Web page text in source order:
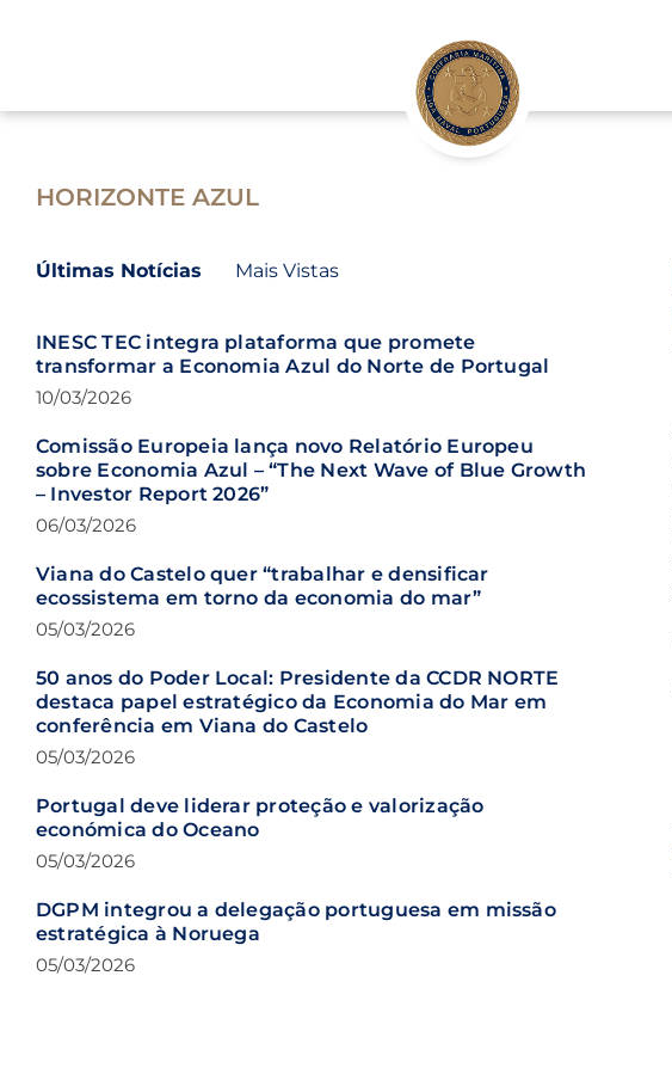
HORIZONTE AZUL
Últimas Notícias Mais Vistas
INESC TEC integra plataforma que promete
transformar a Economia Azul do Norte de Portugal
10/03/2026
Comissão Europeia lança novo Relatório Europeu
sobre Economia Azul – “The Next Wave of Blue Growth
– Investor Report 2026”
06/03/2026
Viana do Castelo quer “trabalhar e densificar
ecossistema em torno da economia do mar”
05/03/2026
50 anos do Poder Local: Presidente da CCDR NORTE
destaca papel estratégico da Economia do Mar em
conferência em Viana do Castelo
05/03/2026
Portugal deve liderar proteção e valorização
económica do Oceano
05/03/2026
DGPM integrou a delegação portuguesa em missão
estratégica à Noruega
05/03/2026